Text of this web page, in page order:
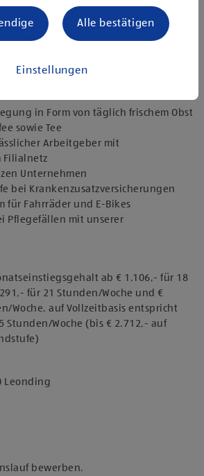
und individuelles
in Form von täglich frischem Obst
sowie Tee
Arbeitgeber mit
Filialnetz
Unternehmen
bei Krankenzusatzversicherungen
für Fahrräder und E-Bikes
Pflegefällen mit unserer
ab € 1.106,- für 18
für 21 Stunden/Woche und €
Woche, auf Vollzeitbasis entspricht
Stunden/Woche (bis € 2.712,- auf
Leonding​
bewerben.
Einstellungen
Alle bestätigen